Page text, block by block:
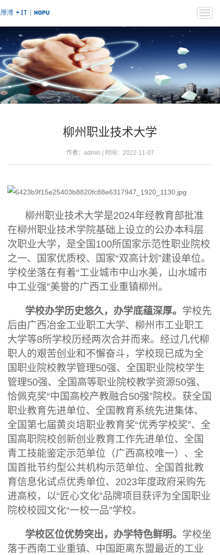
柳州职业技术大学
作者：admin | 时间：2022-11-07
柳州职业技术大学是2024年经教育部批准
在柳州职业技术学院基础上设立的公办本科层
次职业大学，是全国100所国家示范性职业院校
之一、国家优质校、国家“双高计划”建设单位。
学校坐落在有着“工业城市中山水美，山水城市
中工业强”美誉的广西工业重镇柳州。
学校办学历史悠久，办学底蕴深厚。 学校先
后由广西冶金工业职工大学、柳州市工业职工
大学等8所学校历经两次合并而来。经过几代柳
职人的艰苦创业和不懈奋斗，学校现已成为全
国职业院校教学管理50强、全国职业院校学生
管理50强、全国高等职业院校教学资源50强、
恰佩克奖“中国高校产教融合50强”院校。获全国
职业教育先进单位、全国教育系统先进集体、
全国第七届黄炎培职业教育奖“优秀学校奖”、全
国高职院校创新创业教育工作先进单位、全国
青工技能鉴定示范单位（广西高校唯一）、全
国首批节约型公共机构示范单位、全国首批教
育信息化试点优秀单位、2023年度政府采购先
进高校，以“匠心文化”品牌项目获评为全国职业
院校校园文化“一校一品”学校。
学校区位优势突出，办学特色鲜明。 学校坐
落于西南工业重镇、中国距离东盟最近的工业